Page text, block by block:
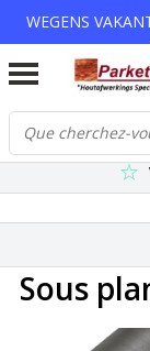
WEGENS
Sous